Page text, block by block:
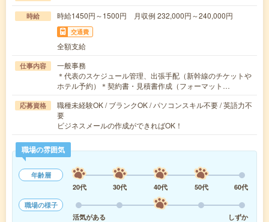
時給 時給1450円～1500円 月収例 232,000円～240,000円
交通費
全額支給
仕事内容
一般事務
＊代表のスケジュール管理、出張手配（新幹線のチケットや
ホテル予約）＊契約書・見積書作成（フォーマット…
応募資格
職種未経験OK / ブランクOK / パソコンスキル不要 / 英語力不
要
ビジネスメールの作成ができればOK！
職場の雰囲気
年齢層
20代
30代 40代 50代
60代
職場の様子
活気がある
しずか